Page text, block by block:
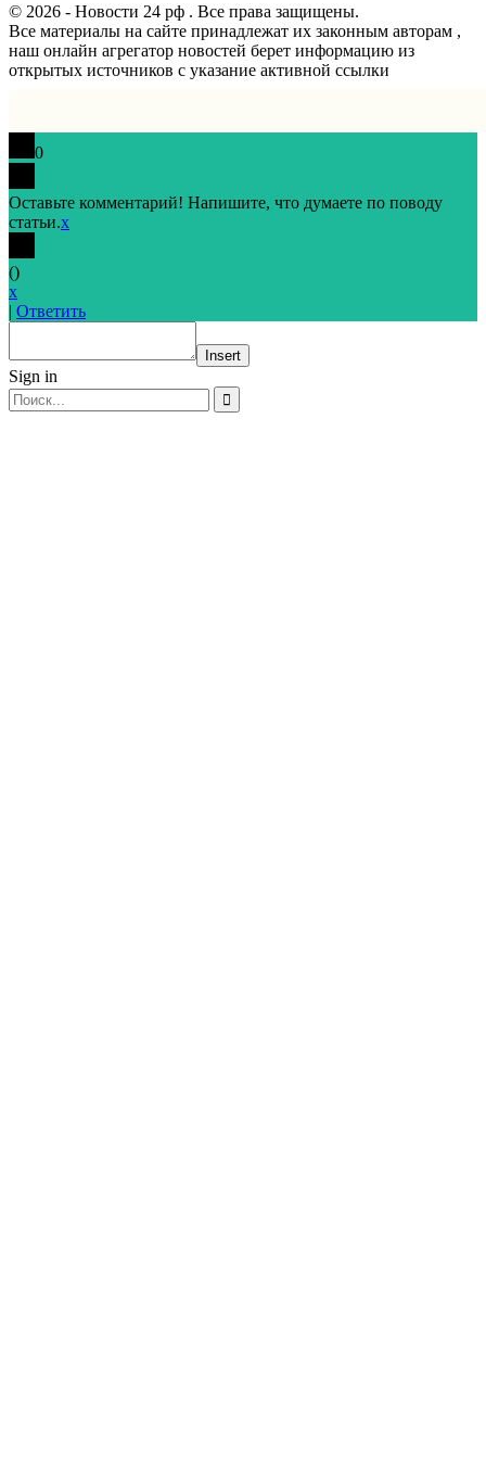
© 2026 - Новости 24 рф . Все права защищены.
Все материалы на сайте принадлежат их законным авторам ,
наш онлайн агрегатор новостей берет информацию из
открытых источников с указание активной ссылки
0
Оставьте комментарий! Напишите, что думаете по поводу
статьи.x
()
x
| Ответить
Insert
Sign in